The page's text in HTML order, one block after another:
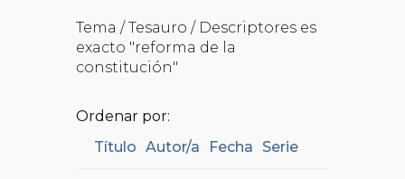
Tema / Tesauro / Descriptores es
exacto "reforma de la
constitución"
Ordenar por:
Título Autor/a Fecha Serie